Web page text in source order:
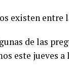
existen entre
de las
este jueves